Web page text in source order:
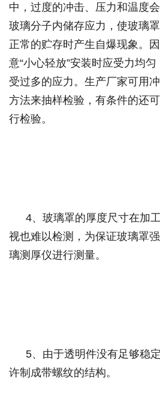
中，过度的冲击、压力和温度
玻璃分子内储存应力，使玻璃
正常的贮存时产生自爆现象。
意“小心轻放”安装时应受力均
受过多的应力。生产厂家可用
方法来抽样检验，有条件的还
行检验。
4、玻璃罩的厚度尺寸在加
视也难以检测，为保证玻璃罩
璃测厚仪进行测量。
5、由于透明件没有足够稳
许制成带螺纹的结构。